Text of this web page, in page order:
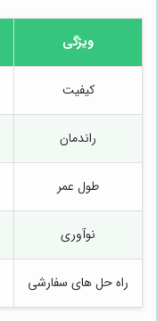
ویژگی
کیفیت
راندمان
طول عمر
نوآوری
راه حل های سفارشی